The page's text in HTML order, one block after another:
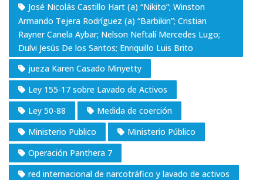
José Nicolás Castillo Hart (a) “Nikito”; Winston
Armando Tejera Rodríguez (a) “Barbikin”; Cristian
Rayner Canela Aybar; Nelson Neftalí Mercedes Lugo;
Dulvi Jesús De los Santos; Enriquillo Luis Brito
jueza Karen Casado Minyetty
Ley 155-17 sobre Lavado de Activos
Ley 50-88
Medida de coerción
Ministerio Publico
Ministerio Público
Operación Panthera 7
red internacional de narcotráfico y lavado de activos